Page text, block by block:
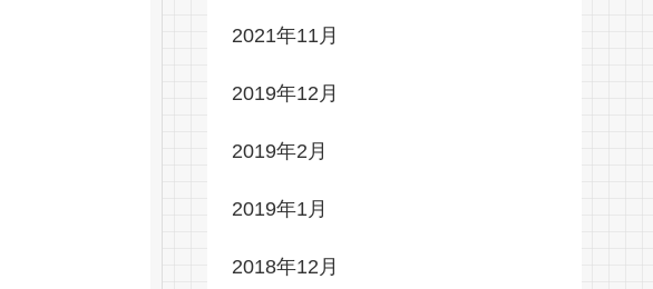
2021年11月
2019年12月
2019年2月
2019年1月
2018年12月